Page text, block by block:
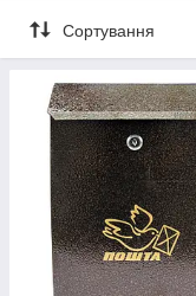
Сортування